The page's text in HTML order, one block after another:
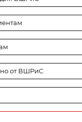
от ВШРиС